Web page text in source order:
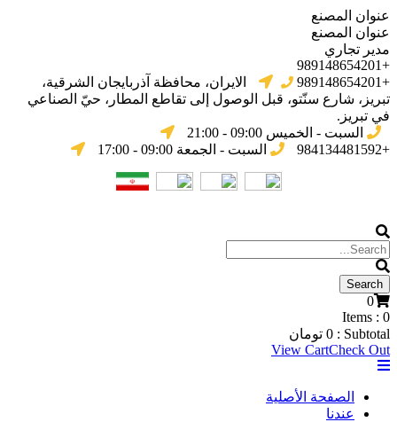
عنوان المصنع
عنوان المصنع
مدير تجاري
+989148654201
+989148654201
الایران، محافظة آذربایجان الشرقیة،
تبریز، شارع سنّتو، قبل الوصول إلى تقاطع المطار، حيّ الصناعي
في تبریز.
السبت - الخميس 09:00 - 21:00
+984134481592
السبت - الجمعة 09:00 - 17:00
0
Items : 0
Subtotal :
0 تومان
View CartCheck Out
الصفحة الأصلية
عندنا